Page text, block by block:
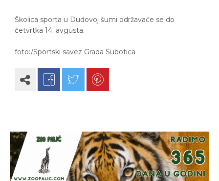
Školica sporta u Dudovoj šumi održavaće se do
četvrtka 14. avgusta.
foto:/Sportski savez Grada Subotica